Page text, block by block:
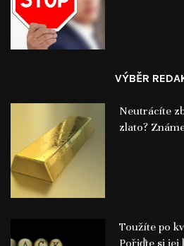
VÝBĚR
Neutrácíte
zlato?
Toužíte po
Pořiďte si jej